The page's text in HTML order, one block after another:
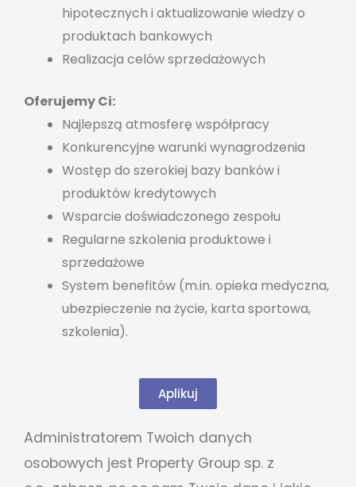
hipotecznych i aktualizowanie wiedzy o
produktach bankowych
Realizacja celów sprzedażowych
Oferujemy Ci:
Najlepszą atmosferę współpracy
Konkurencyjne warunki wynagrodzenia
Wostęp do szerokiej bazy banków i
produktów kredytowych
Wsparcie doświadczonego zespołu
Regularne szkolenia produktowe i
sprzedażowe
System benefitów (m.in. opieka medyczna,
ubezpieczenie na życie, karta sportowa,
szkolenia).
Aplikuj
Administratorem Twoich danych
osobowych jest Property Group sp. z